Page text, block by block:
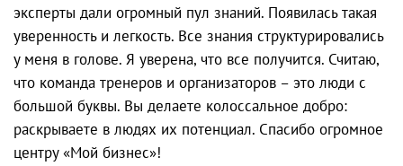
эксперты дали огромный пул знаний. Появилась такая
уверенность и легкость. Все знания структурировались
у меня в голове. Я уверена, что все получится. Считаю,
что команда тренеров и организаторов – это люди с
большой буквы. Вы делаете колоссальное добро:
раскрываете в людях их потенциал. Спасибо огромное
центру «Мой бизнес»!